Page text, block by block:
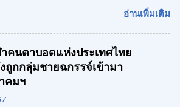
ล์ Modern Loft แฟคทอรี่ ยาร์ด กรุ๊ป
ทธิ์ คูณรัตนศิริ และชุติพนธ์ กิตติเกษม
ปิดตัวสาชาเพิ่มที่ลำลูกกา เน้นความทัน
ะดวกสบาย ทั้ง โรงงาน พร้อมออฟฟิศ 3
1 ชั้นลอย สไตล์ Modern Loft โดย
อ่านเพิ่มเติม
คนตาบอดแห่งประเทศไทย
ถูกกลุ่มชายฉกรรจ์เข้ามา
คมฯ